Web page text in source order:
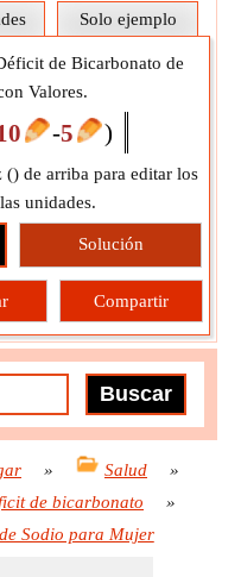
Solo ejemplo
de Bicarbonato de
Valores.
-5 )
() de arriba para editar los
unidades.
Solución
Compartir
» Salud
»
de bicarbonato
»
Sodio para Mujer